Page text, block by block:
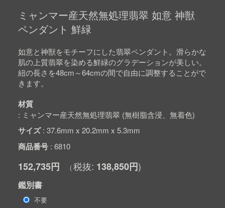
beginning
images
gallery
ミャンマー産天然無処理翡翠 如意 神獣
ペンダント 鮮緑
如意と神獣をモチーフにした翡翠ペンダント。滑らかな
肌の上質翡翠を染める鮮緑のグラデーションが美しい。
紐の長さを48cm～64cmの間で自由に調整することがで
きます。
材質
ミャンマー産天然無処理翡翠 (無樹脂含浸、無着色)
サイズ 37.6mm x 20.2mm x 5.3mm
商品番号 6810
152,735円 138,850円
鑑別書
不要